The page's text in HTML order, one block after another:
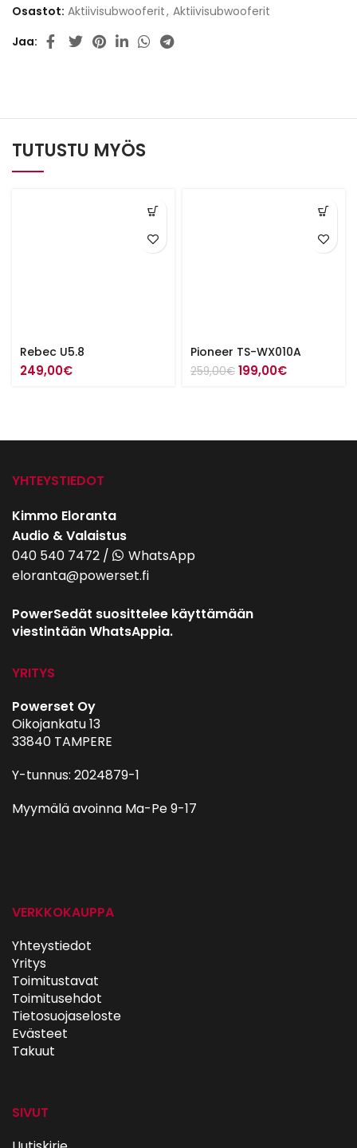
Osastot: Aktiivisubwooferit, Aktiivisubwooferit
Jaa
TUTUSTU MYÖS
Rebec U5.8
249,00€
Pioneer TS-WX010A
259,00€ Alkuperäinen
199,00€Nykyinen
YHTEYSTIEDOT
Kimmo Eloranta
Audio & Valaistus
040 540 7472 /
WhatsApp
eloranta@powerset.fi
PowerSedät suosittelee käyttämään
viestintään WhatsAppia.
YRITYS
Powerset Oy
Oikojankatu 13
33840 TAMPERE
Y-tunnus: 2024879-1
Myymälä avoinna Ma-Pe 9-17
VERKKOKAUPPA
Yhteystiedot
Yritys
Toimitustavat
Toimitusehdot
Tietosuojaseloste
Evästeet
Takuut
SIVUT